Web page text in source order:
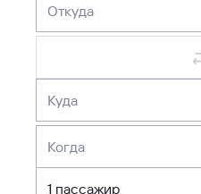
Откуда
Куда
Когда